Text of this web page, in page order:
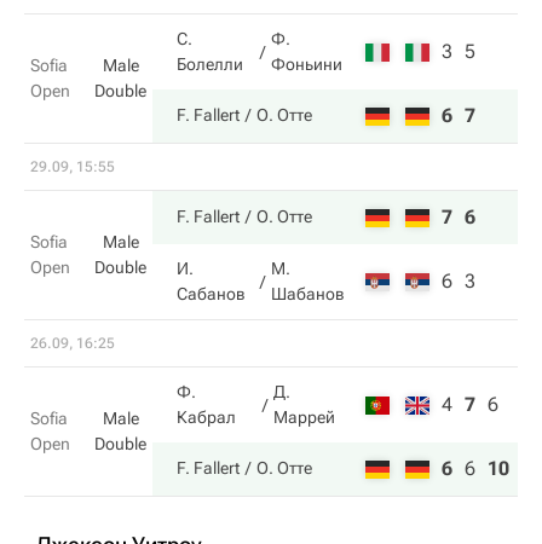
Sofia
Open
Male
Double
С.
Болелли
Ф.
Фоньини
3 5
F. Fallert О. Отте 6 7
29.09, 15:55
Sofia
Open
Male
Double
F. Fallert О. Отте 7 6
И.
Сабанов
М.
Шабанов
6 3
26.09, 16:25
Sofia
Open
Male
Double
Ф.
Кабрал
Д.
Маррей
4 7 6
F. Fallert О. Отте 6 6 10